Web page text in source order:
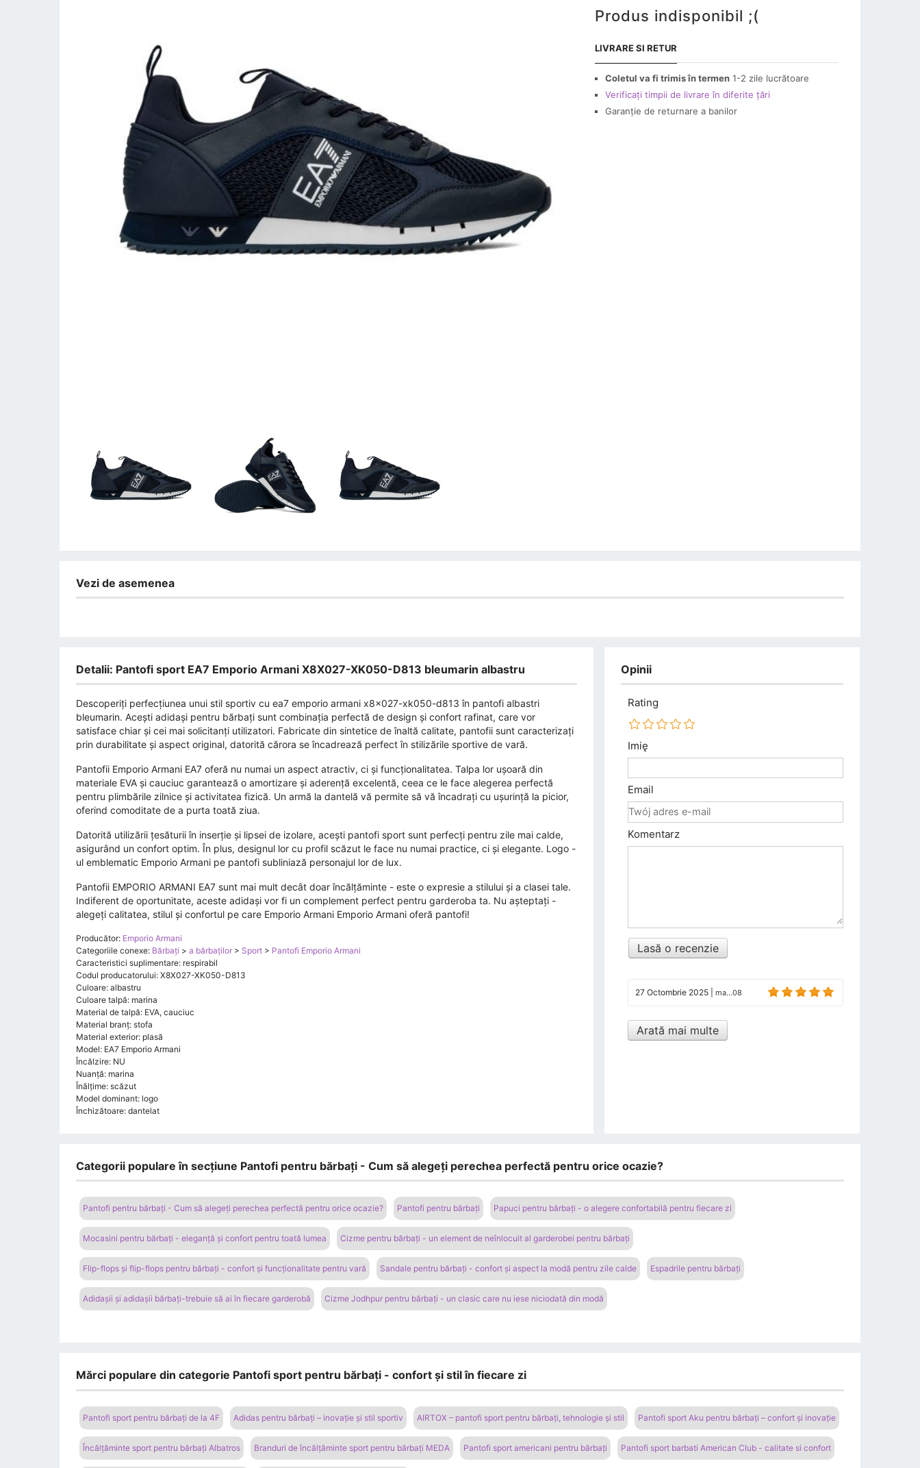
Produs indisponibil ;(
LIVRARE SI RETUR
Coletul va fi trimis în termen 1-2 zile lucrătoare
Verificați timpii de livrare în diferite țări
Garanție de returnare a banilor
Vezi de asemenea
Detalii: Pantofi sport EA7 Emporio Armani X8X027-XK050-D813 bleumarin albastru
Descoperiți perfecțiunea unui stil sportiv cu ea7 emporio armani x8x027-xk050-d813 în pantofi albastri
bleumarin. Acești adidași pentru bărbați sunt combinația perfectă de design și confort rafinat, care vor
satisface chiar și cei mai solicitanți utilizatori. Fabricate din sintetice de înaltă calitate, pantofii sunt caracterizați
prin durabilitate și aspect original, datorită cărora se încadrează perfect în stilizările sportive de vară.
Pantofii Emporio Armani EA7 oferă nu numai un aspect atractiv, ci și funcționalitatea. Talpa lor ușoară din
materiale EVA și cauciuc garantează o amortizare și aderență excelentă, ceea ce le face alegerea perfectă
pentru plimbările zilnice și activitatea fizică. Un armă la dantelă vă permite să vă încadrați cu ușurință la picior,
oferind comoditate de a purta toată ziua.
Datorită utilizării țesăturii în inserție și lipsei de izolare, acești pantofi sport sunt perfecți pentru zile mai calde,
asigurând un confort optim. În plus, designul lor cu profil scăzut le face nu numai practice, ci și elegante. Logo -
ul emblematic Emporio Armani pe pantofi subliniază personajul lor de lux.
Pantofii EMPORIO ARMANI EA7 sunt mai mult decât doar încălțăminte - este o expresie a stilului și a clasei tale.
Indiferent de oportunitate, aceste adidași vor fi un complement perfect pentru garderoba ta. Nu așteptați -
alegeți calitatea, stilul și confortul pe care Emporio Armani Emporio Armani oferă pantofi!
Producător: Emporio Armani
Categoriile conexe: Bărbați > a bărbaţilor > Sport > Pantofi Emporio Armani
Caracteristici suplimentare: respirabil
Codul producatorului: X8X027-XK050-D813
Culoare: albastru
Culoare talpă: marina
Material de talpă: EVA, cauciuc
Material branț: stofa
Material exterior: plasă
Model: EA7 Emporio Armani
Încălzire: NU
Nuanţă: marina
Înălţime: scăzut
Model dominant: logo
Închizătoare: dantelat
Opinii
Rating
Imię
Email
Komentarz
Lasă o recenzie
27 Octombrie 2025 ma...08
Arată mai multe
Categorii populare în secțiune Pantofi pentru bărbați - Cum să alegeți perechea perfectă pentru orice ocazie?
Pantofi pentru bărbați - Cum să alegeți perechea perfectă pentru orice ocazie? Pantofi pentru bărbați Papuci pentru bărbați - o alegere confortabilă pentru fiecare zi
Mocasini pentru bărbați - eleganță și confort pentru toată lumea Cizme pentru bărbați - un element de neînlocuit al garderobei pentru bărbați
Flip-flops și flip-flops pentru bărbați - confort și funcționalitate pentru vară Sandale pentru bărbați - confort și aspect la modă pentru zile calde Espadrile pentru bărbați
Adidașii și adidașii bărbați-trebuie să ai în fiecare garderobă Cizme Jodhpur pentru bărbați - un clasic care nu iese niciodată din modă
Mărci populare din categorie Pantofi sport pentru bărbați - confort și stil în fiecare zi
Pantofi sport pentru bărbați de la 4F Adidas pentru bărbați – inovație și stil sportiv AIRTOX – pantofi sport pentru bărbați, tehnologie și stil Pantofi sport Aku pentru bărbați – confort și inovație
Încălțăminte sport pentru bărbați Albatros Branduri de încălțăminte sport pentru bărbați MEDA Pantofi sport americani pentru bărbați Pantofi sport barbati American Club - calitate si confort